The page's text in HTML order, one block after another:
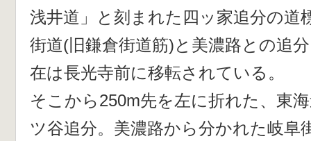
浅井道」と刻まれた四ッ家追分の道
街道(旧鎌倉街道筋)と美濃路との追
在は長光寺前に移転されている。
そこから250m先を左に折れた、東
ツ谷追分。美濃路から分かれた岐阜